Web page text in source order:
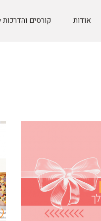
אודות קורסים והדרכות Etsy